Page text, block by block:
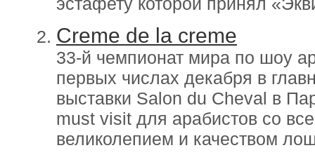
Crеme de la crеme
33-й чемпионат мира по шоу
первых числах декабря в
выставки Salon du Cheval в
must visit для арабистов со
великолепием и качеством